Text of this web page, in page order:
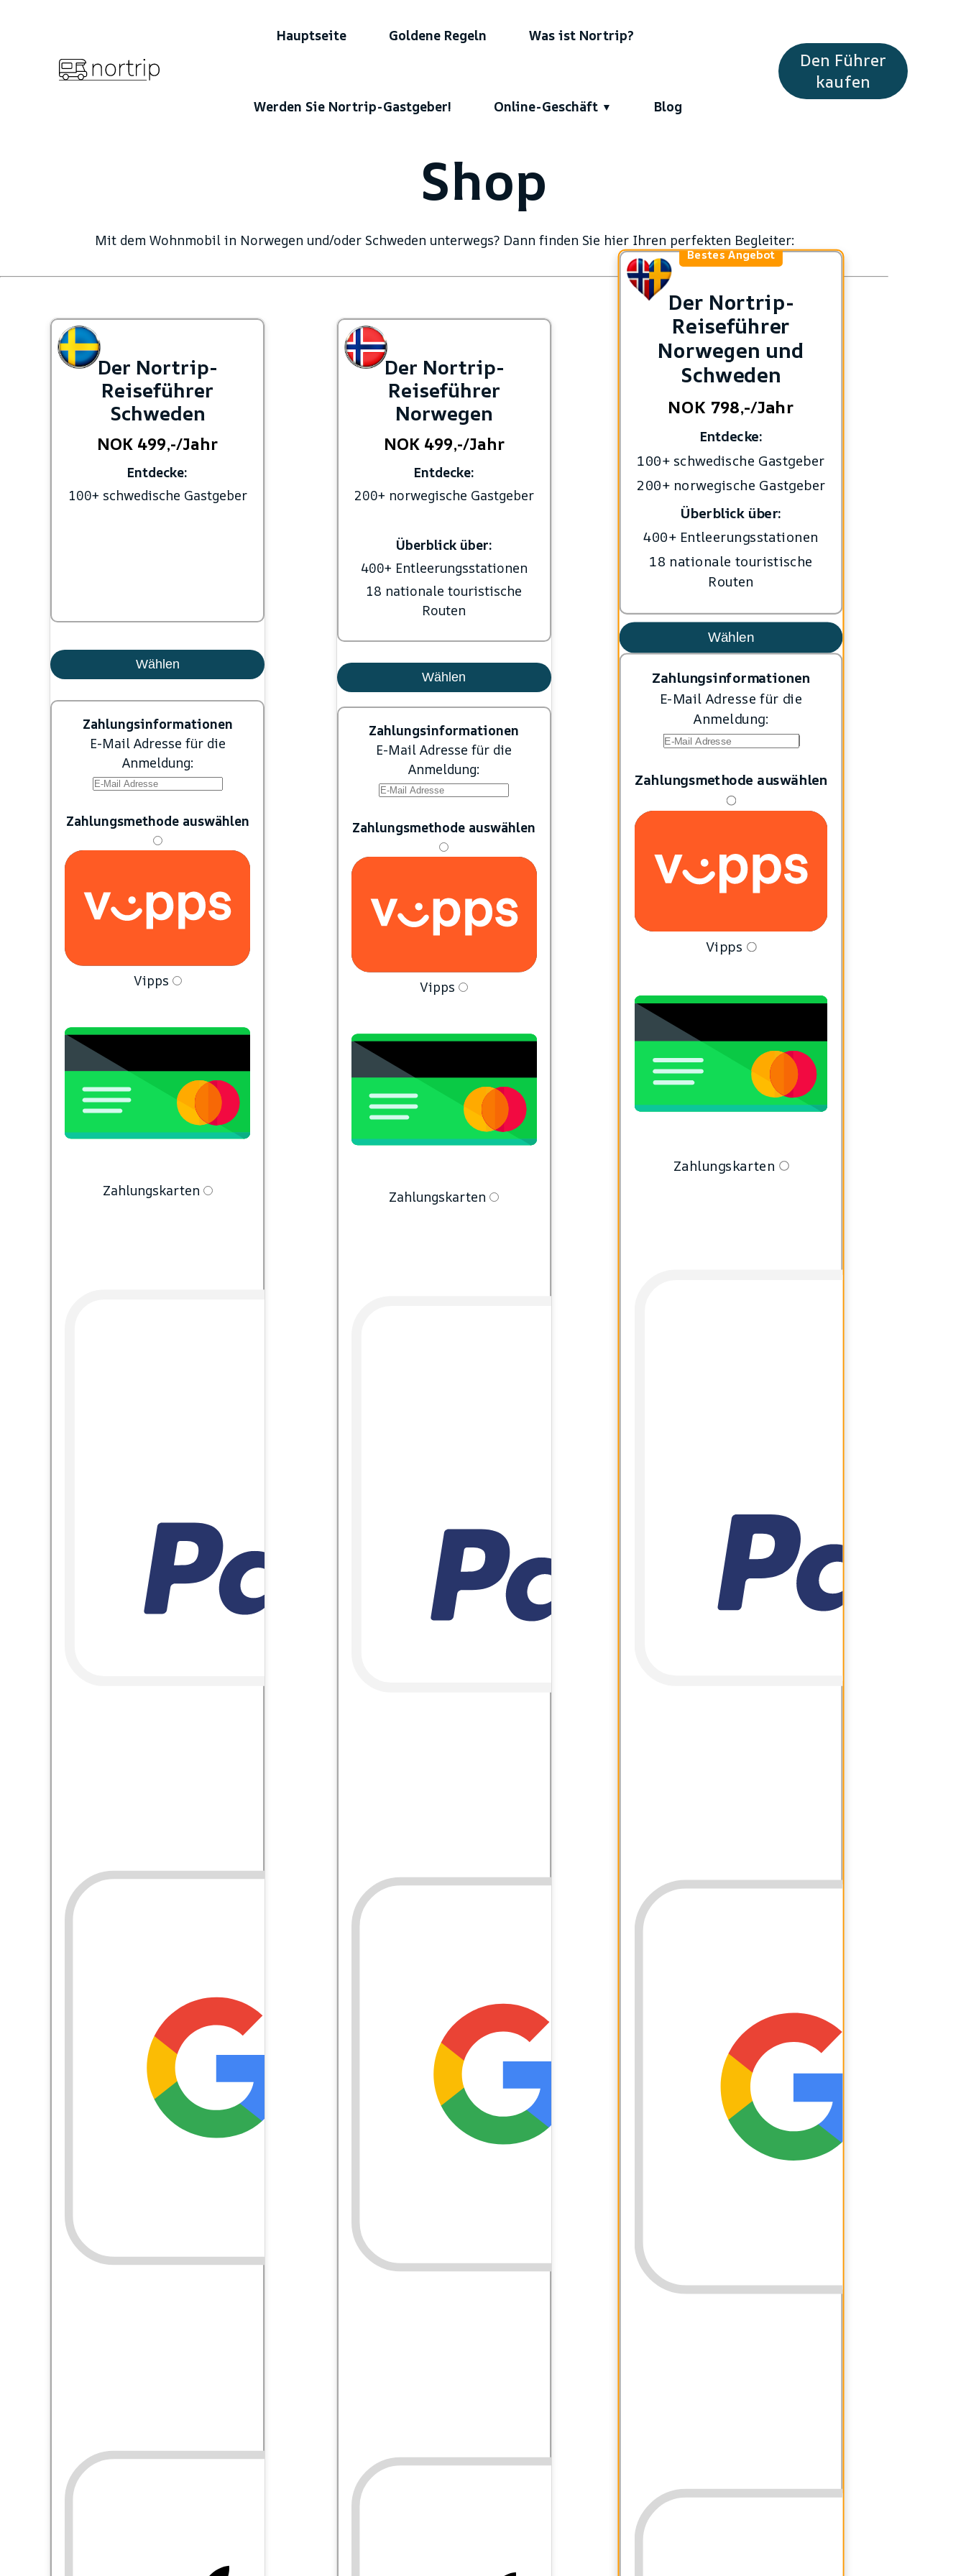
Hauptseite Goldene Regeln Was ist Nortrip?
Werden Sie Nortrip-Gastgeber! Online-Geschäft Blog
Den Führer
kaufen
Shop
Mit dem Wohnmobil in Norwegen und/oder Schweden unterwegs? Dann finden Sie hier Ihren perfekten Begleiter:
Der Nortrip-
Reiseführer
Schweden
NOK 499,-/Jahr
Entdecke:
100+ schwedische Gastgeber
Wählen
Zahlungsinformationen
E-Mail Adresse für die
Anmeldung:
Zahlungsmethode auswählen
Vipps
Zahlungskarten
Der Nortrip-
Reiseführer
Norwegen
NOK 499,-/Jahr
Entdecke:
200+ norwegische Gastgeber
Überblick über:
400+ Entleerungsstationen
18 nationale touristische
Routen
Wählen
Zahlungsinformationen
E-Mail Adresse für die
Anmeldung:
Zahlungsmethode auswählen
Vipps
Zahlungskarten
Bestes Angebot
Der Nortrip-
Reiseführer
Norwegen und
Schweden
NOK 798,-/Jahr
Entdecke:
100+ schwedische Gastgeber
200+ norwegische Gastgeber
Überblick über:
400+ Entleerungsstationen
18 nationale touristische
Routen
Wählen
Zahlungsinformationen
E-Mail Adresse für die
Anmeldung:
Zahlungsmethode auswählen
Vipps
Zahlungskarten